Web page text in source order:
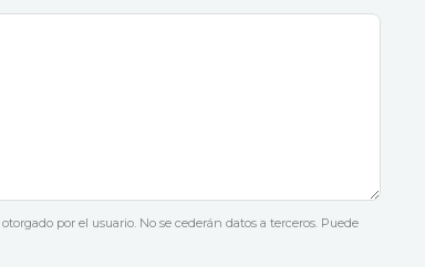
por el usuario. No se cederán datos a terceros. Puede